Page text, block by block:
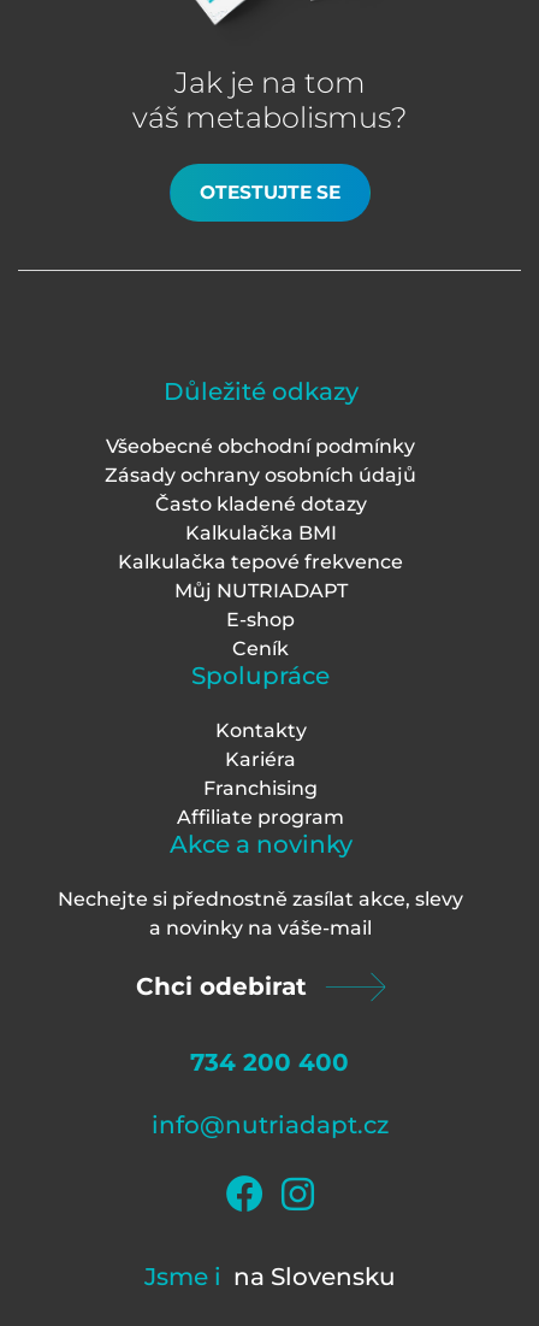
Jak je na tom
váš metabolismus?
OTESTUJTE SE
Důležité odkazy
Všeobecné obchodní podmínky
Zásady ochrany osobních údajů
Často kladené dotazy
Kalkulačka BMI
Kalkulačka tepové frekvence
Můj NUTRIADAPT
E-shop
Ceník
Spolupráce
Kontakty
Kariéra
Franchising
Affiliate program
Akce a novinky
Nechejte si přednostně zasílat akce, slevy
a novinky na váše-mail
Chci odebirat
734 200 400
info@nutriadapt.cz
Jsme i na Slovensku